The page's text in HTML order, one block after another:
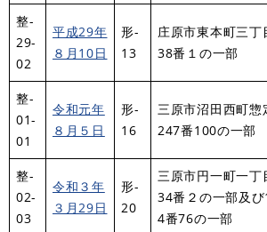
整-
29-
02
平成29年
８月10日
形-
13
庄原市東本町三丁
38番１の一部
整-
01-
01
令和元年
８月５日
形-
16
三原市沼田西町惣
247番100の一部
整-
02-
03
令和３年
３月29日
形-
20
三原市円一町一丁
34番２の一部及
4番76の一部